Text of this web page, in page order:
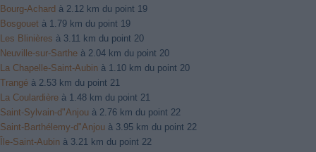
Bourg-Achard à 2.12 km du point 19
Bosgouet à 1.79 km du point 19
Les Blinières à 3.11 km du point 20
Neuville-sur-Sarthe à 2.04 km du point 20
La Chapelle-Saint-Aubin à 1.10 km du point 20
Trangé à 2.53 km du point 21
La Coulardière à 1.48 km du point 21
Saint-Sylvain-d"Anjou à 2.76 km du point 22
Saint-Barthélemy-d"Anjou à 3.95 km du point 22
Île-Saint-Aubin à 3.21 km du point 22